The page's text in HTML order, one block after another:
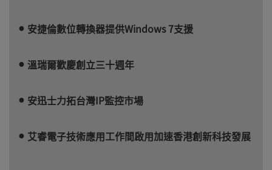
安捷倫數位轉換器提供Windows 7支援
溫瑞爾歡慶創立三十週年
安迅士力拓台灣IP監控市場
艾睿電子技術應用工作間啟用加速香港創新科技發展